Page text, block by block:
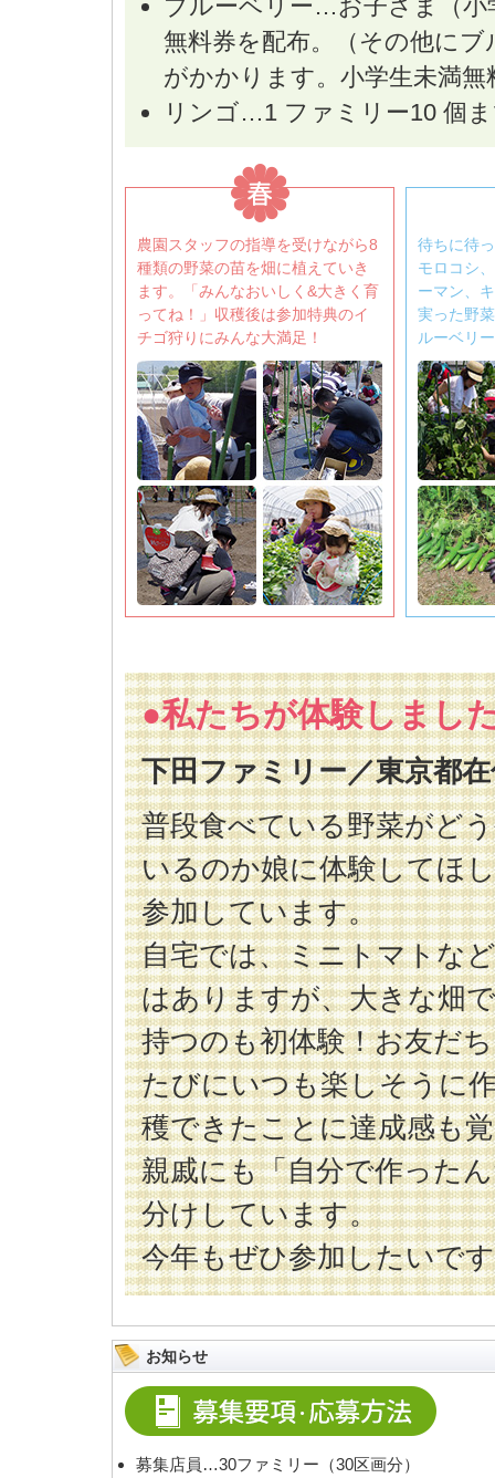
ブルーベリー…お子さま（小
無料券を配布。（その他に
がかかります。小学生未満無
リンゴ…1 ファミリー10 個
農園スタッフの指導を受けながら8
種類の野菜の苗を畑に植えていき
ます。「みんなおいしく&大きく育
ってね！」収穫後は参加特典のイ
チゴ狩りにみんな大満足！
待ちに待
モロコシ
ーマン、
実った野
ルーベリ
●私たちが体験しまし
下田ファミリー／東京都
普段食べている野菜がど
いるのか娘に体験してほ
参加しています。
自宅では、ミニトマトな
はありますが、大きな畑
持つのも初体験！お友だ
たびにいつも楽しそうに
穫できたことに達成感も
親戚にも「自分で作った
分けしています。
今年もぜひ参加したいで
お知らせ
募集店員…30ファミリー（30区画分）